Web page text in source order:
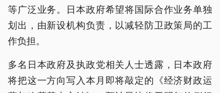
等广泛业务。日本政府希望将国际合作业务单独
划出，由新设机构负责，以减轻防卫政策局的工
作负担。
多名日本政府及执政党相关人士透露，日本政府
将把这一方向写入本月即将敲定的《经济财政运